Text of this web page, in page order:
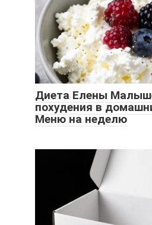
Диета Елены
похудения в
Меню на неделю